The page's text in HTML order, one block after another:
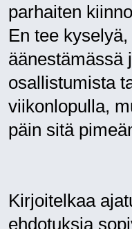
parhaiten
En tee
äänestämässä
osallistumista
viikonlopulla,
päin sitä
Kirjoitelkaa
ehdotuksia